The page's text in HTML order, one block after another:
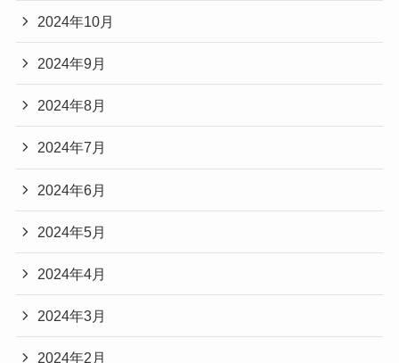
2024年10月
2024年9月
2024年8月
2024年7月
2024年6月
2024年5月
2024年4月
2024年3月
2024年2月